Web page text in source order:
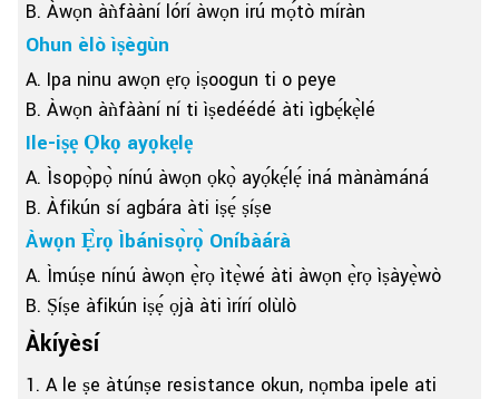
B. Àwọn àǹfààní lórí àwọn irú mọ́tò míràn
Ohun èlò ìṣègùn
A. Ipa ninu awọn ẹrọ iṣoogun ti o peye
B. Àwọn àǹfààní ní ti ìṣedéédé àti ìgbẹ́kẹ̀lé
Ile-iṣẹ Ọkọ ayọkẹlẹ
A. Ìsopọ̀pọ̀ nínú àwọn ọkọ̀ ayọ́kẹ́lẹ́ iná mànàmáná
B. Àfikún sí agbára àti iṣẹ́ ṣíṣe
Àwọn Ẹ̀rọ Ìbánisọ̀rọ̀ Oníbàárà
A. Ìmúṣe nínú àwọn ẹ̀rọ ìtẹ̀wé àti àwọn ẹ̀rọ ìṣàyẹ̀wò
B. Ṣíṣe àfikún iṣẹ́ ọjà àti ìrírí olùlò
Àkíyèsí
1. A le ṣe àtúnṣe resistance okun, nọmba ipele ati